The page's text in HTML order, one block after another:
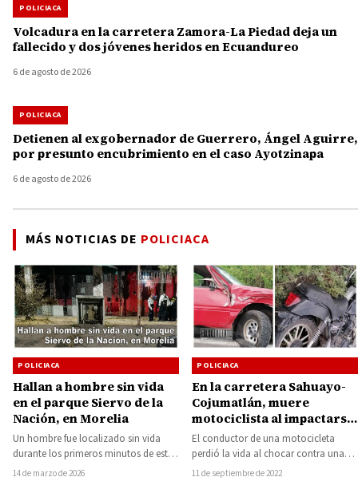
POLICIACA
Volcadura en la carretera Zamora-La Piedad deja un
fallecido y dos jóvenes heridos en Ecuandureo
6 de agosto de 2026
POLICIACA
Detienen al exgobernador de Guerrero, Ángel Aguirre,
por presunto encubrimiento en el caso Ayotzinapa
6 de agosto de 2026
MÁS NOTICIAS DE POLICIACA
POLICIACA
Hallan a hombre sin vida
en el parque Siervo de la
Nación, en Morelia
Un hombre fue localizado sin vida
durante los primeros minutos de este
sábado en el parque Siervo de…
14 de marzo de 2026
POLICIACA
En la carretera Sahuayo-
Cojumatlán, muere
motociclista al impactarse
contra camioneta
El conductor de una motocicleta
perdió la vida al chocar contra una
camioneta, la colisión se registró
11 de septiembre de 2022